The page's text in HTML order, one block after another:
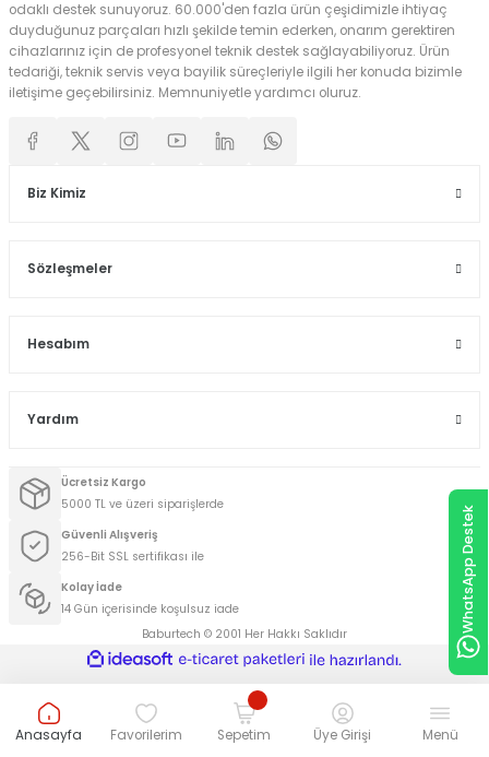
odaklı destek sunuyoruz. 60.000'den fazla ürün çeşidimizle ihtiyaç
duyduğunuz parçaları hızlı şekilde temin ederken, onarım gerektiren
cihazlarınız için de profesyonel teknik destek sağlayabiliyoruz. Ürün
tedariği, teknik servis veya bayilik süreçleriyle ilgili her konuda bizimle
iletişime geçebilirsiniz. Memnuniyetle yardımcı oluruz.
Biz Kimiz
Sözleşmeler
Hesabım
Yardım
Ücretsiz Kargo
5000 TL ve üzeri siparişlerde
Güvenli Alışveriş
256-Bit SSL sertifikası ile
Kolay İade
14 Gün içerisinde koşulsuz iade
Baburtech © 2001 Her Hakkı Saklıdır
WhatsApp Destek
Anasayfa Favorilerim Sepetim Üye Girişi Menü
ideasoft
e-
hazırlandı.